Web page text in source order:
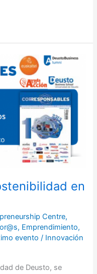
en
Centre,
, Emprendimiento,
evento / Innovación
de Deusto, se